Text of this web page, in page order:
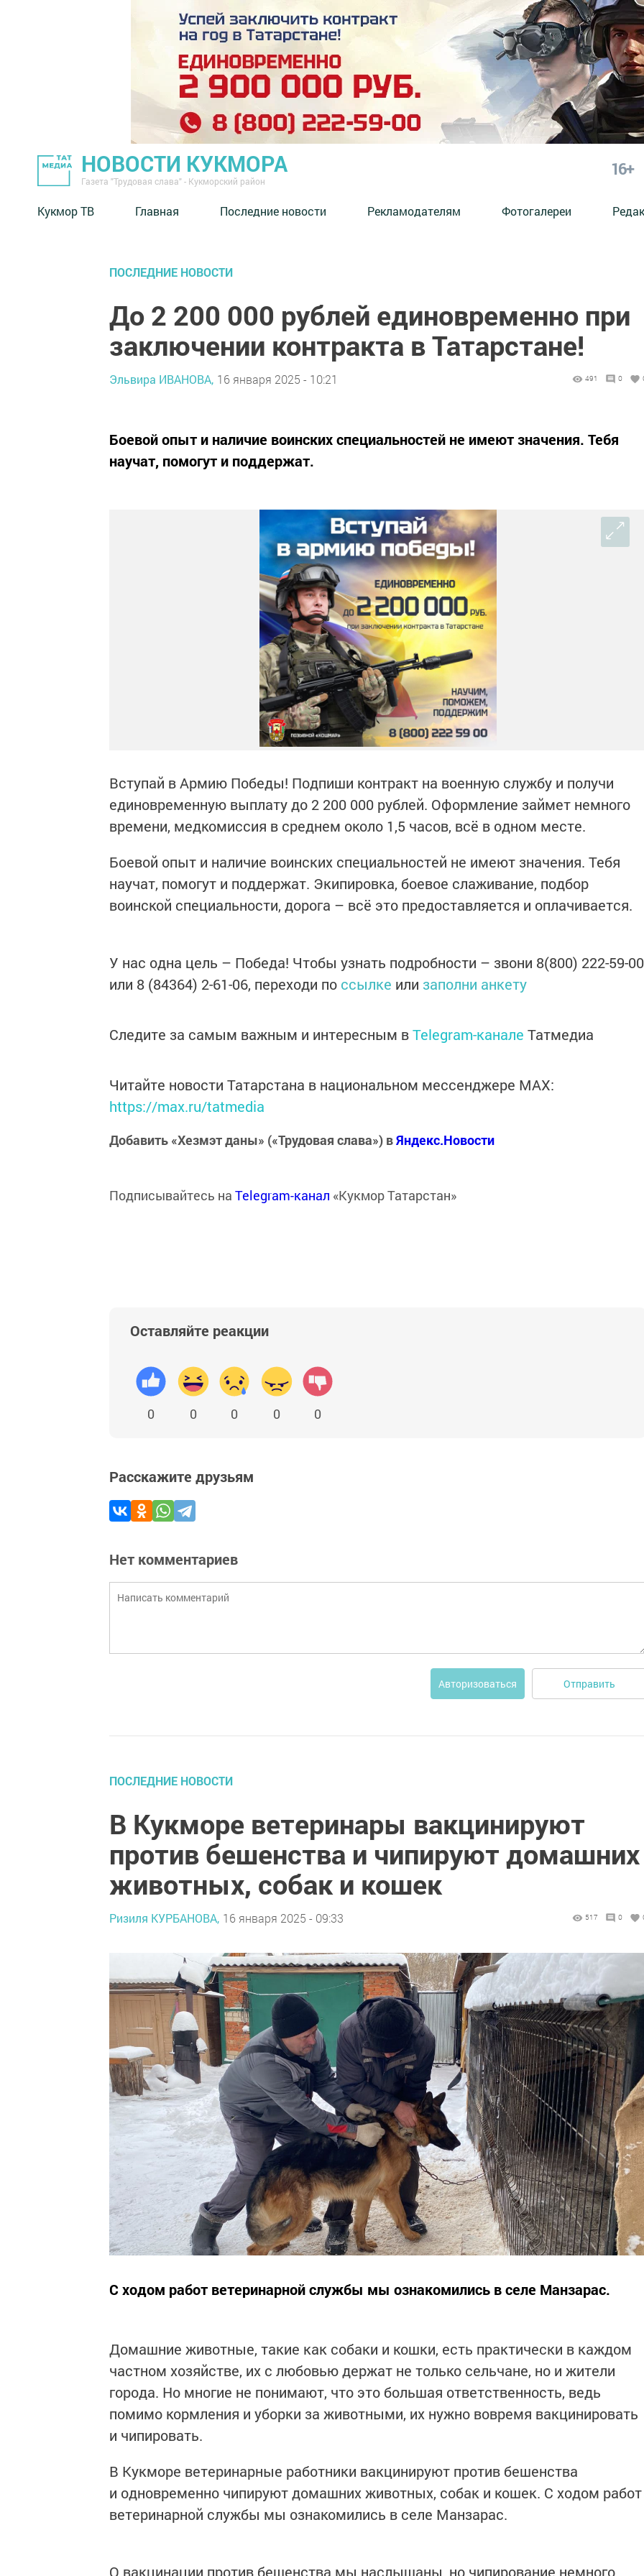
НОВОСТИ КУКМОРА
Газета "Трудовая слава" - Кукморский район
16+
Кукмор ТВ Главная Последние новости Рекламодателям Фотогалереи
ПОСЛЕДНИЕ НОВОСТИ
До 2 200 000 рублей единовременно при
заключении контракта в Татарстане!
Эльвира ИВАНОВА, 16 января 2025 - 10:21 491 0
Боевой опыт и наличие воинских специальностей не имеют значения. Тебя
научат, помогут и поддержат.
Вступай в Армию Победы! Подпиши контракт на военную службу и получи
единовременную выплату до 2 200 000 рублей. Оформление займет немного
времени, медкомиссия в среднем около 1,5 часов, всё в одном месте.
Боевой опыт и наличие воинских специальностей не имеют значения. Тебя
научат, помогут и поддержат. Экипировка, боевое слаживание, подбор
воинской специальности, дорога – всё это предоставляется и оплачивается.
У нас одна цель – Победа! Чтобы узнать подробности – звони 8(800) 222-59-00
или 8 (84364) 2-61-06, переходи по ссылке или заполни анкету
Следите за самым важным и интересным вTelegram-канале Татмедиа
Читайте новости Татарстана в национальном мессенджере MАХ:
https://max.ru/tatmedia
Добавить «Хезмэт даны» («Трудовая слава») вЯндекс.Новости
Подписывайтесь на Telegram-канал «Кукмор Татарстан»
Оставляйте реакции
0 0 0 0 0
Расскажите друзьям
Нет комментариев
Авторизоваться Отправить
ПОСЛЕДНИЕ НОВОСТИ
В Кукморе ветеринары вакцинируют
против бешенства и чипируют домашних
животных, собак и кошек
Ризиля КУРБАНОВА, 16 января 2025 - 09:33 517 0
С ходом работ ветеринарной службы мы ознакомились в селе Манзарас.
Домашние животные, такие как собаки и кошки, есть практически в каждом
частном хозяйстве, их с любовью держат не только сельчане, но и жители
города. Но многие не понимают, что это большая ответственность, ведь
помимо кормления и уборки за животными, их нужно вовремя вакцинировать
и чипировать.
В Кукморе ветеринарные работники вакцинируют против бешенства
и одновременно чипируют домашних животных, собак и кошек. С ходом работ
ветеринарной службы мы ознакомились в селе Манзарас.
О вакцинации против бешенства мы наслышаны, но чипирование немного